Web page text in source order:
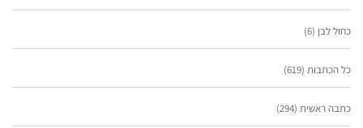
כחול לבן (6)
כל הכתבות (619)
כתבה ראשית (294)